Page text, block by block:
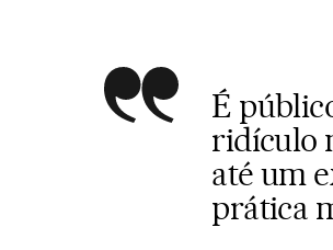
É
ridículo
até um
prática